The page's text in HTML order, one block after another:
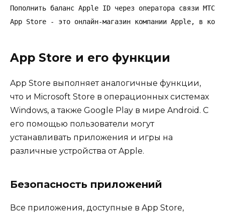
Пополнить баланс Apple ID через оператора связи МТС.
App Store - это онлайн-магазин компании Apple, в
App Store и его функции
App Store выполняет аналогичные функции,
что и Microsoft Store в операционных системах
Windows, а также Google Play в мире Android. С
его помощью пользователи могут
устанавливать приложения и игры на
различные устройства от Apple.
Безопасность приложений
Все приложения, доступные в App Store,